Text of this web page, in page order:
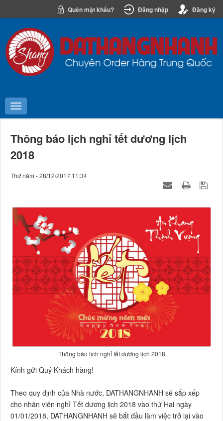
Quên mật khẩu? Đăng nhập Đăng ký
Thông báo lịch nghỉ tết dương lịch
2018
Thứ năm - 28/12/2017 11:34
Thông báo lịch nghỉ tết dương lịch 2018
Kính gửi Quý Khách hàng!
Theo quy định của Nhà nước, DATHANGNHANH sẽ sắp xếp
cho nhân viên nghỉ Tết dương lịch 2018 vào thứ Hai ngày
01/01/2018, DATHANGNHANH sẽ bắt đầu làm việc trở lại vào